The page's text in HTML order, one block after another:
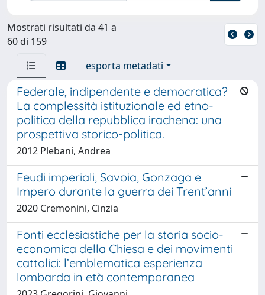
Mostrati risultati da 41 a
60 di 159
esporta metadati
Federale, indipendente e democratica?
La complessità istituzionale ed etno-
politica della repubblica irachena: una
prospettiva storico-politica.
2012 Plebani, Andrea
Feudi imperiali, Savoia, Gonzaga e
Impero durante la guerra dei Trent’anni
2020 Cremonini, Cinzia
Fonti ecclesiastiche per la storia socio-
economica della Chiesa e dei movimenti
cattolici: l’emblematica esperienza
lombarda in età contemporanea